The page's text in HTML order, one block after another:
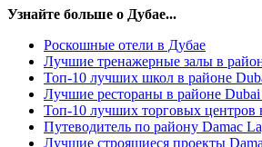
Узнайте больше о Дубае...
Роскошные отели в Дубае
Лучшие тренажерные залы в
Топ-10 лучших школ в районе
Лучшие рестораны в районе
Топ-10 лучших торговых центров
Путеводитель по району Damac
Лучшие строящиеся проекты